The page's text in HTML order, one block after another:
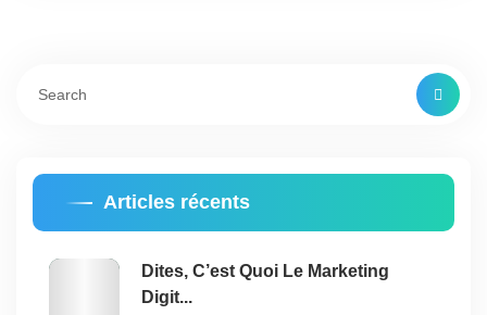

Articles récents
Dites, C’est Quoi Le Marketing
Digit...